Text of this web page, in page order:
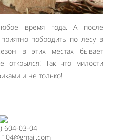
время года. А после
побродить по лесу в
в этих местах бывает
открылся! Так что милости
и не только!
604-03-04